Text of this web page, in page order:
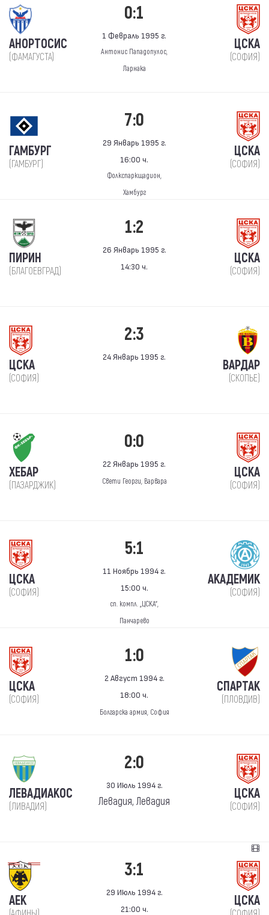
АНОРТОСИС
(ФАМАГУСТА)
0:1
1 Февраль 1995 г.
Антонис Пападопулос,
Ларнака
ЦСКА
(СОФИЯ)
ГАМБУРГ
(ГАМБУРГ)
7:0
29 Январь 1995 г.
16:00 ч.
Фолкспаркщадион,
Хамбург
ЦСКА
(СОФИЯ)
ПИРИН
(БЛАГОЕВГРАД)
1:2
26 Январь 1995 г.
14:30 ч.
ЦСКА
(СОФИЯ)
ЦСКА
(СОФИЯ)
2:3
24 Январь 1995 г.
ВАРДАР
(СКОПЬЕ)
ХЕБАР
(ПАЗАРДЖИК)
0:0
22 Январь 1995 г.
Свети Георги, Варвара
ЦСКА
(СОФИЯ)
ЦСКА
(СОФИЯ)
5:1
11 Ноябрь 1994 г.
15:00 ч.
сп. компл. „ЦСКА“,
Панчарево
АКАДЕМИК
(СОФИЯ)
ЦСКА
(СОФИЯ)
1:0
2 Август 1994 г.
18:00 ч.
Болгарска армия, София
СПАРТАК
(ПЛОВДИВ)
ЛЕВАДИАКОС
(ЛИВАДИЯ)
2:0
30 Июль 1994 г.
Левадия, Левадия ЦСКА
(СОФИЯ)
АЕК
3:1
29 Июль 1994 г.
21:00 ч.
ЦСКА